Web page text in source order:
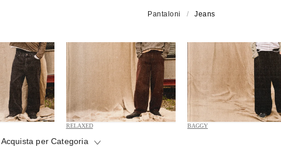
Pantaloni Jeans
RELAXED BAGGY
Acquista per Categoria